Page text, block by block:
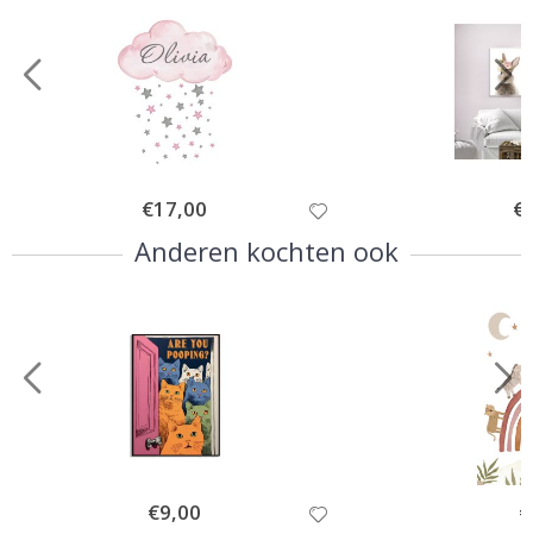
Special
Price
€17,00
Anderen kochten ook
Special
Price
€9,00